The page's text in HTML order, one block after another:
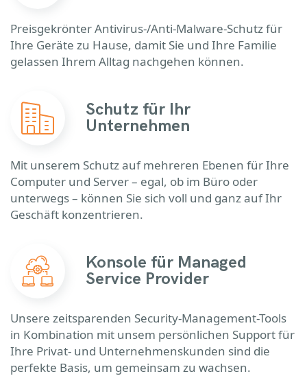
Preisgekrönter Antivirus-/Anti-Malware-Schutz für
Ihre Geräte zu Hause, damit Sie und Ihre Familie
gelassen Ihrem Alltag nachgehen können.
Schutz für Ihr
Unternehmen
Mit unserem Schutz auf mehreren Ebenen für Ihre
Computer und Server – egal, ob im Büro oder
unterwegs – können Sie sich voll und ganz auf Ihr
Geschäft konzentrieren.
Konsole für Managed
Service Provider
Unsere zeitsparenden Security-Management-Tools
in Kombination mit unsem persönlichen Support für
Ihre Privat- und Unternehmenskunden sind die
perfekte Basis, um gemeinsam zu wachsen.